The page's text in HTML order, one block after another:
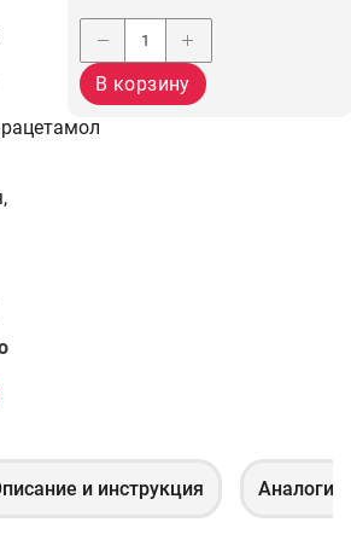
В корзину
и инcтрукция Аналоги